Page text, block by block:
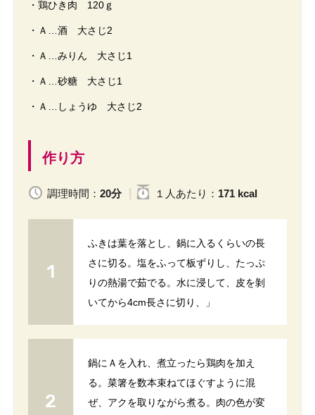
・鶏ひき肉 120ｇ
・Ａ…酒 大さじ2
・Ａ…みりん 大さじ1
・Ａ…砂糖 大さじ1
・Ａ…しょうゆ 大さじ2
作り方
調理時間： 20分 １人 あたり ： 171 kcal
ふきは葉を落とし、鍋に入るくらいの長
さに切る。塩をふって板ずりし、たっぷ
りの熱湯で茹でる。水に浸して、皮を剝
いてから4cm長さに切り、」
鍋にＡを入れ、煮立ったら鶏肉を加え
る。菜箸を数本束ねてほぐすように混
ぜ、アクを取りながら煮る。肉の色が変